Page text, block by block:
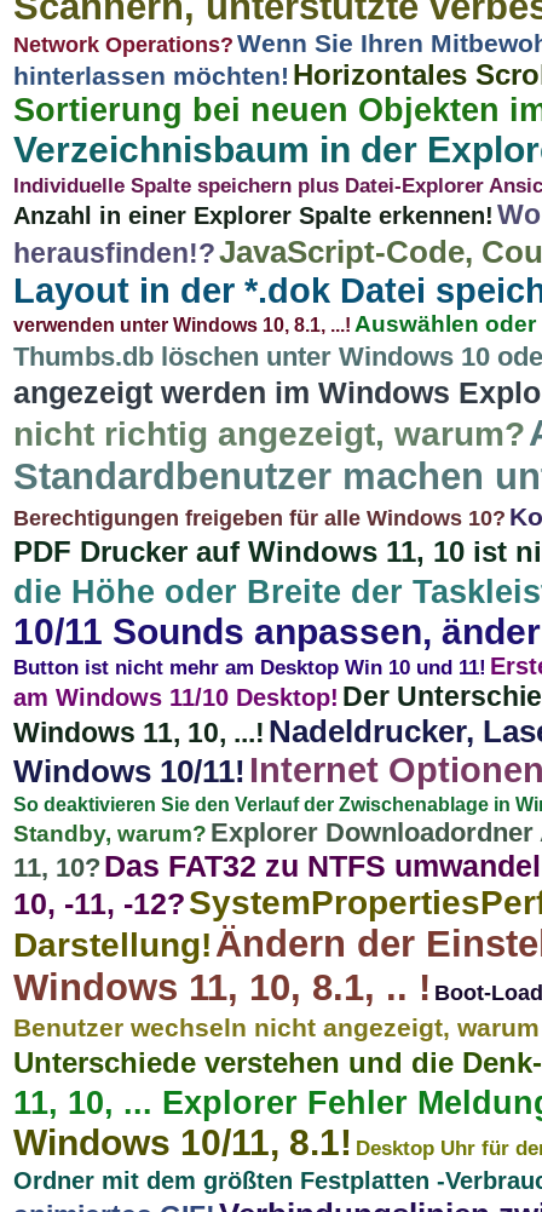
Network Operations? Wenn Sie Ihren
hinterlassen möchten! Horizontales
Sortierung bei neuen Objekten
Verzeichnisbaum in der
Individuelle Spalte speichern plus Datei-Explorer
Anzahl in einer Explorer Spalte erkennen!
herausfinden!?JavaScript-Code,
Layout in der *.dok Datei
verwenden unter Windows 10, 8.1, ...! Auswählen oder
Thumbs.db löschen unter Windows 10
angezeigt werden im Windows
nicht richtig angezeigt, warum?
Standardbenutzer machen
Berechtigungen freigeben für alle Windows 10?
PDF Drucker auf Windows 11, 10 ist
die Höhe oder Breite der
10/11 Sounds anpassen,
Button ist nicht mehr am Desktop Win 10 und 11!
am Windows 11/10 Desktop! Der
Windows 11, 10, ...! Nadeldrucker,
Windows 10/11! Internet
So deaktivieren Sie den Verlauf der Zwischenablage in
Standby, warum? Explorer
11, 10? Das FAT32 zu NTFS
10, -11, -12?
Darstellung!Ändern der
Windows 11, 10, 8.1, .. ! Boot-
Benutzer wechseln nicht angezeigt,
Unterschiede verstehen und die
11, 10, ... Explorer Fehler
Windows 10/11, 8.1! Desktop Uhr für
Ordner mit dem größten Festplatten -